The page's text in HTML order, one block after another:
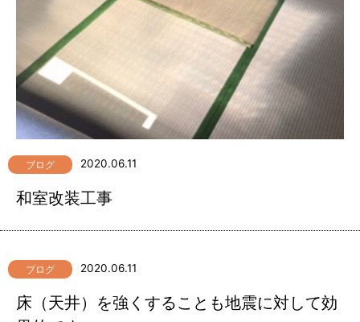
ブログ 2020.06.11
和室改装工事
ブログ 2020.06.11
床（天井）を強くすることも地震に対して効